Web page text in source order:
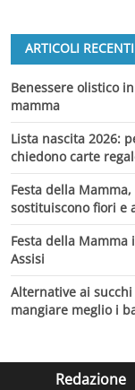
ARTICOLI RECENTI
Benessere olistico
mamma
Lista nascita 2026:
chiedono carte
Festa della
sostituiscono fiori e
Festa della
Assisi
Alternative ai
mangiare meglio i
Redazione